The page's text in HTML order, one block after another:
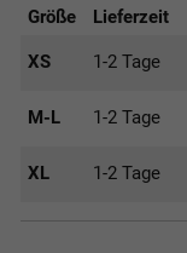
Größe Lieferzeit
XS 1-2 Tage
M-L 1-2 Tage
XL 1-2 Tage